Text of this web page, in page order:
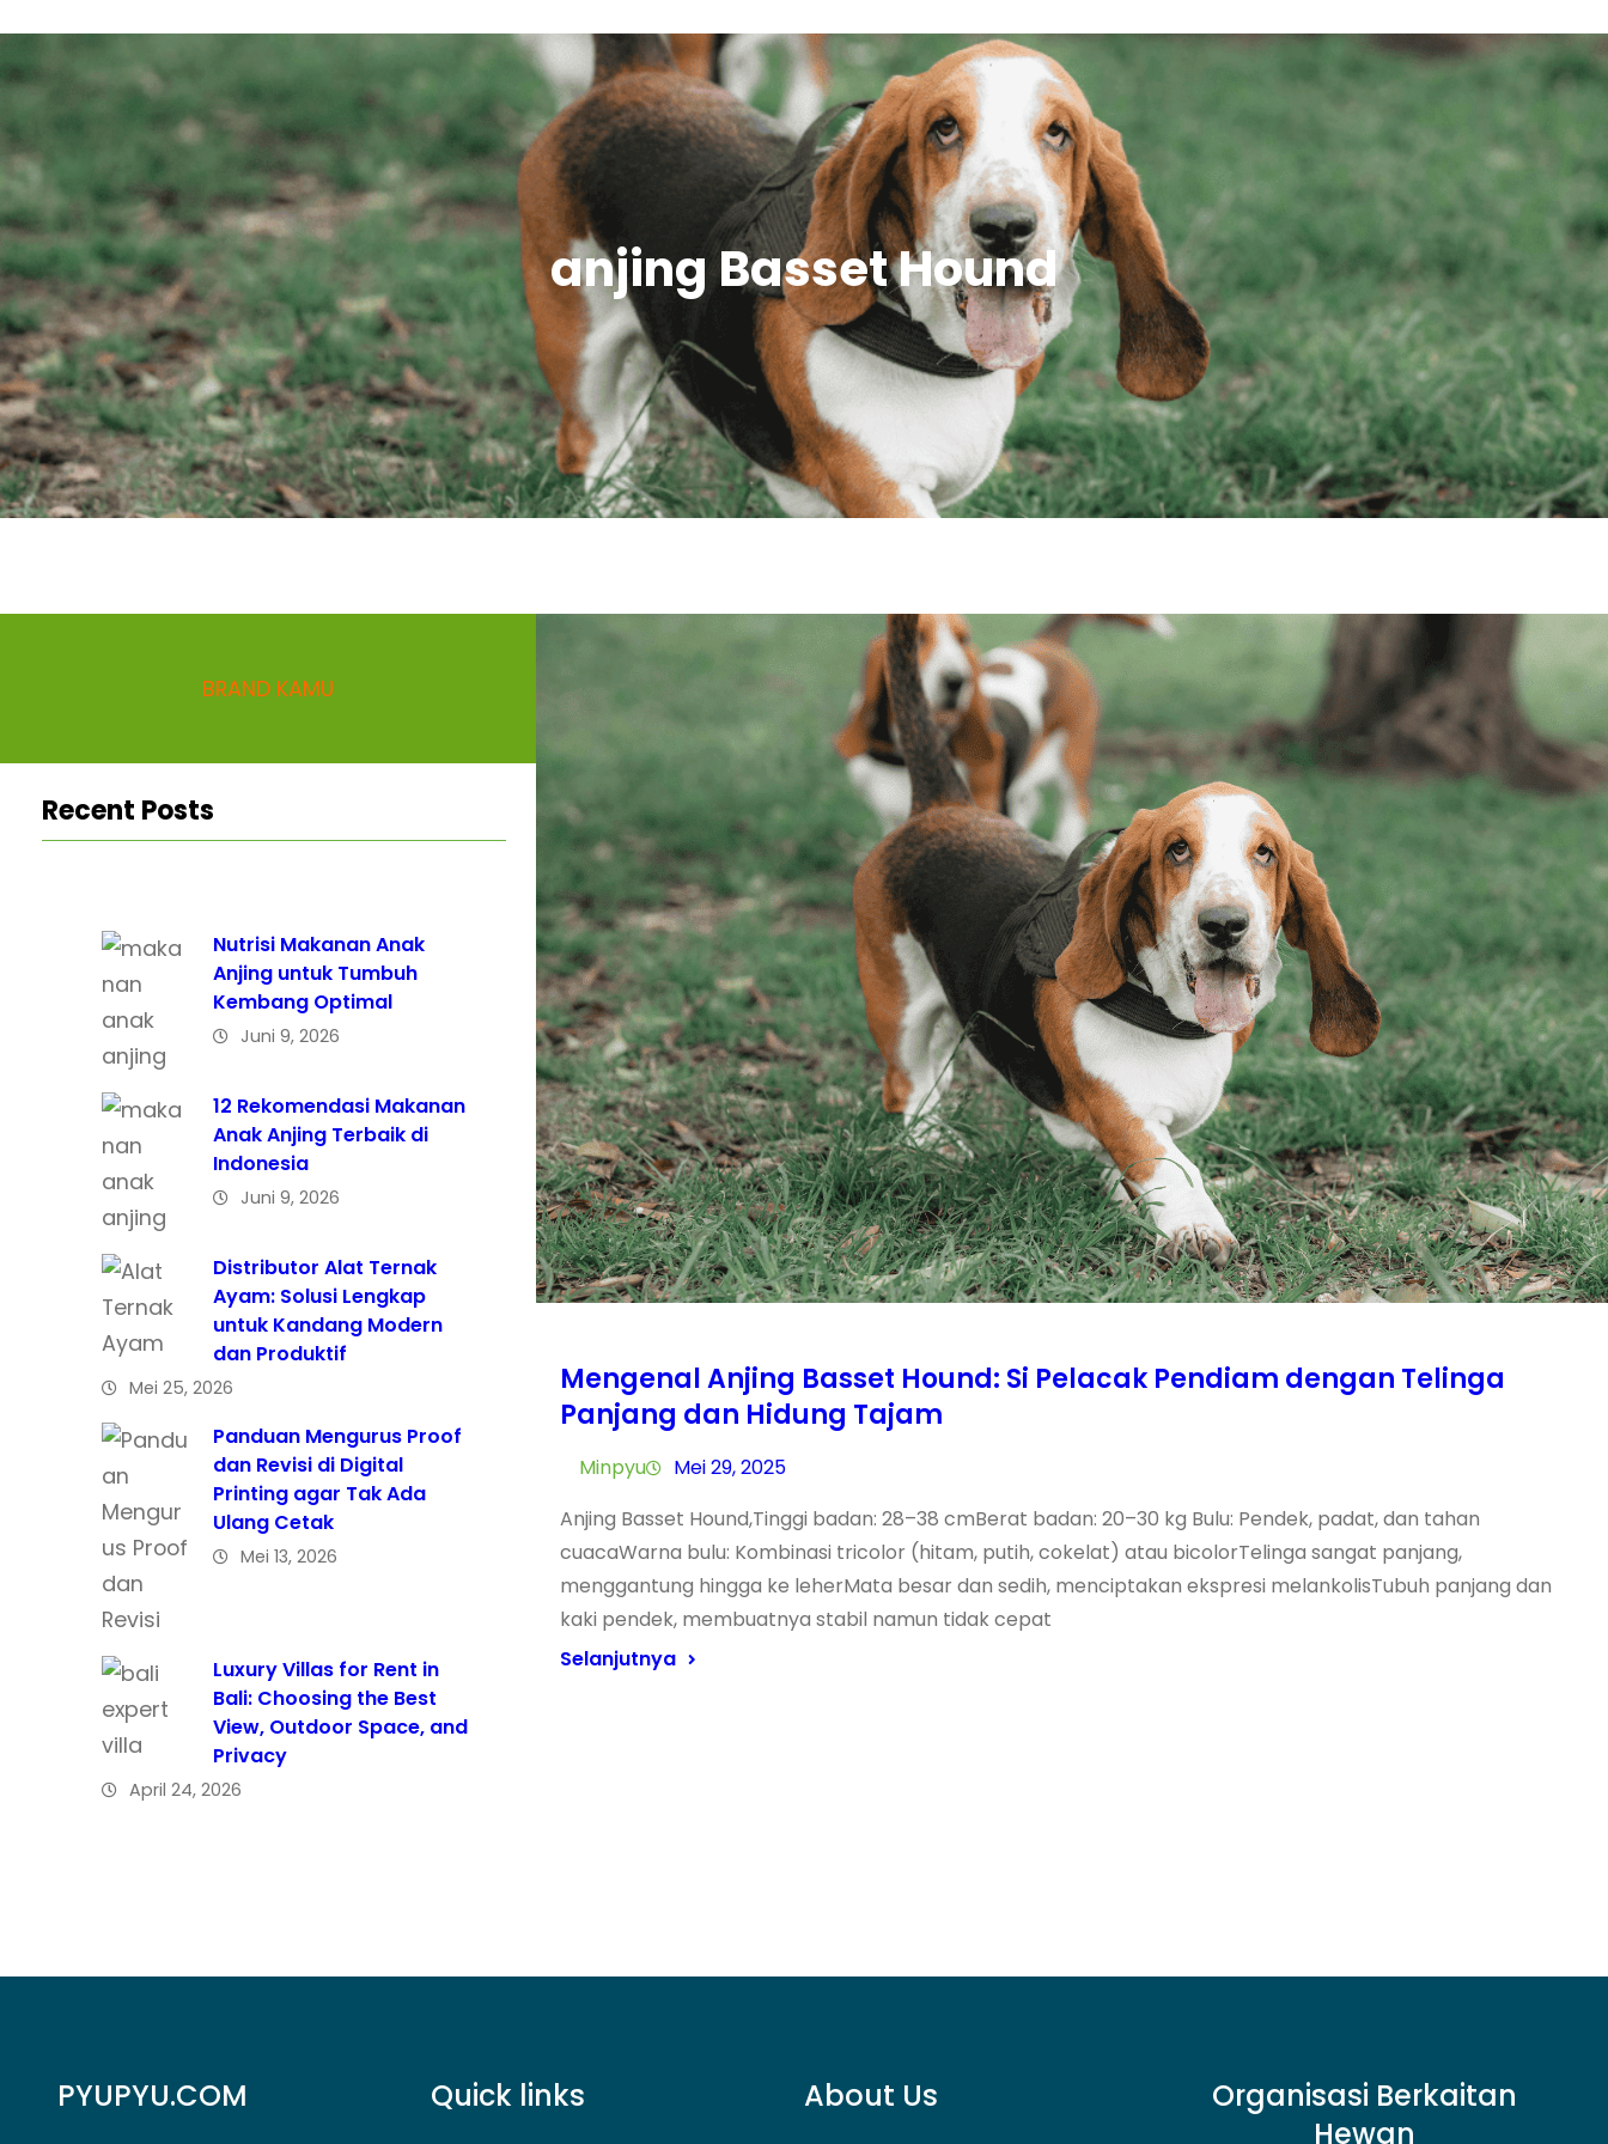
anjing Basset Hound
BRAND KAMU
Recent Posts
Nutrisi Makanan Anak
Anjing untuk Tumbuh
Kembang Optimal
Juni 9, 2026
12 Rekomendasi Makanan
Anak Anjing Terbaik di
Indonesia
Juni 9, 2026
Distributor Alat Ternak
Ayam: Solusi Lengkap
untuk Kandang Modern
dan Produktif
Mei 25, 2026
Panduan Mengurus Proof
dan Revisi di Digital
Printing agar Tak Ada
Ulang Cetak
Mei 13, 2026
Luxury Villas for Rent in
Bali: Choosing the Best
View, Outdoor Space, and
Privacy
April 24, 2026
Mengenal Anjing Basset Hound: Si Pelacak Pendiam dengan Telinga
Panjang dan Hidung Tajam
Minpyu
Mei 29, 2025
Anjing Basset Hound,Tinggi badan: 28–38 cmBerat badan: 20–30 kg Bulu: Pendek, padat, dan tahan
cuacaWarna bulu: Kombinasi tricolor (hitam, putih, cokelat) atau bicolorTelinga sangat panjang,
menggantung hingga ke leherMata besar dan sedih, menciptakan ekspresi melankolisTubuh panjang dan
kaki pendek, membuatnya stabil namun tidak cepat
Selanjutnya
PYUPYU.COM Quick links About Us
Organisasi Berkaitan
Hewan